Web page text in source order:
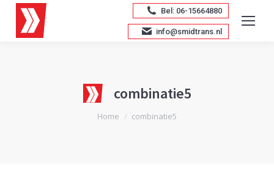
Bel: 06-15664880
info@smidtrans.nl
combinatie5
Je bent hier:
Home combinatie5